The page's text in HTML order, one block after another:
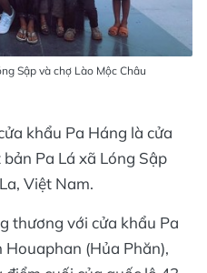
Sập và chợ Lào Mộc Châu
khẩu Pa Háng là cửa
Pa Lá xã Lóng Sập
Việt Nam.
thương với cửa khẩu Pa
(Hủa Phăn),